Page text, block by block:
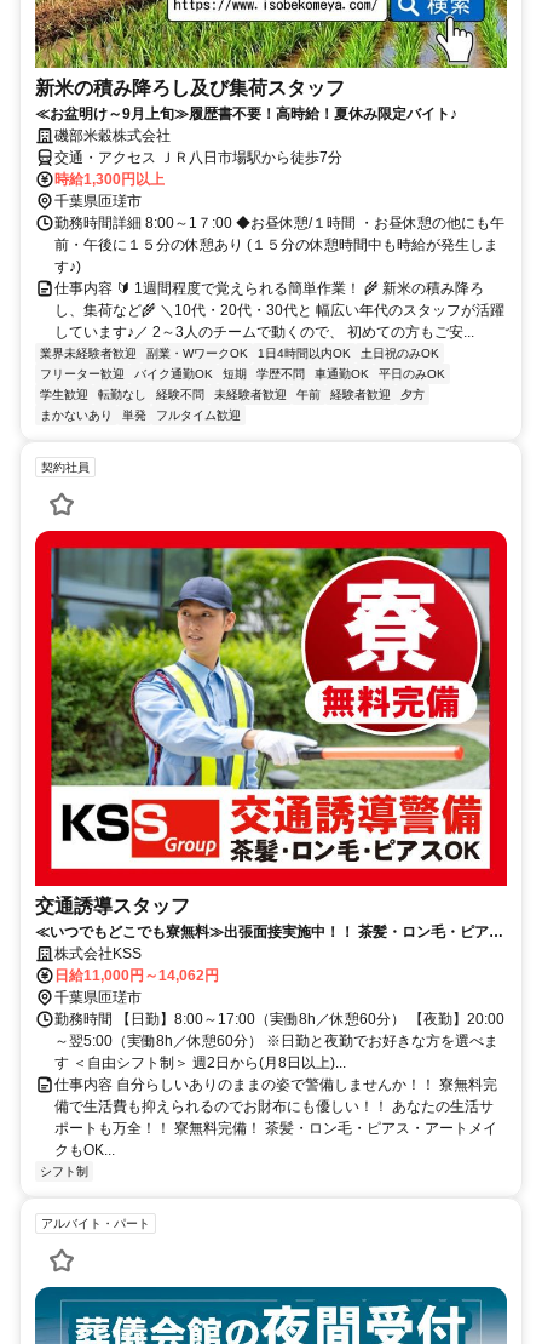
新米の積み降ろし及び集荷スタッフ
≪お盆明け～9月上旬≫履歴書不要！高時給！夏休み限定バイト♪
磯部米穀株式会社
交通・アクセス ＪＲ八日市場駅から徒歩7分
時給1,300円以上
千葉県匝瑳市
勤務時間詳細 8:00～1７:00 ◆お昼休憩/１時間 ・お昼休憩の他にも午
前・午後に１５分の休憩あり (１５分の休憩時間中も時給が発生しま
す♪)
仕事内容 🔰 1週間程度で覚えられる簡単作業！ 🌾 新米の積み降ろ
し、集荷など🌾 ＼10代・20代・30代と 幅広い年代のスタッフが活躍
しています♪／ 2～3人のチームで動くので、 初めての方もご安...
業界未経験者歓迎 副業・WワークOK 1日4時間以内OK
土日祝のみOK
フリーター歓迎
バイク通勤OK 短期 学歴不問 車通勤OK
平日のみOK
学生歓迎
転勤なし 経験不問 未経験者歓迎 午前 経験者歓迎
夕方
まかないあり
単発 フルタイム歓迎
契約社員
交通誘導スタッフ
≪いつでもどこでも寮無料≫出張面接実施中！！ 茶髪・ロン毛・ピア
ス・アートメイクOK★
株式会社KSS
日給11,000円～14,062円
千葉県匝瑳市
勤務時間 【日勤】8:00～17:00（実働8h／休憩60分） 【夜勤】20:00
～翌5:00（実働8h／休憩60分） ※日勤と夜勤でお好きな方を選べま
す ＜自由シフト制＞ 週2日から(月8日以上)...
仕事内容 自分らしいありのままの姿で警備しませんか！！ 寮無料完
備で生活費も抑えられるのでお財布にも優しい！！ あなたの生活サ
ポートも万全！！ 寮無料完備！ 茶髪・ロン毛・ピアス・アートメイ
クもOK...
シフト制
アルバイト・パート